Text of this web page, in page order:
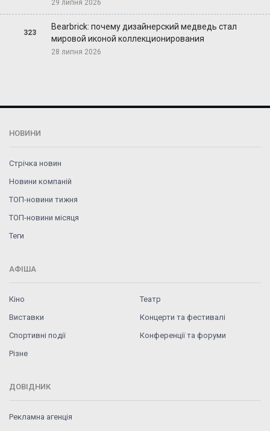
29 липня 2026
323
Bearbrick: почему дизайнерский медведь стал
мировой иконой коллекционирования
28 липня 2026
НОВИНИ
Стрічка новин
Новини компаній
ТОП-новини тижня
ТОП-новини місяця
Теги
АФІША
Кіно
Театр
Виставки
Концерти та фестивалі
Спортивні події
Конференції та форуми
Різне
ДОВІДНИК
Рекламна агенція